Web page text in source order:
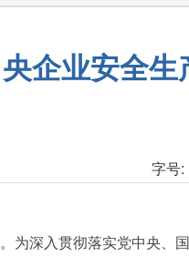
企业安全
字号:
深入贯彻落实党中央、